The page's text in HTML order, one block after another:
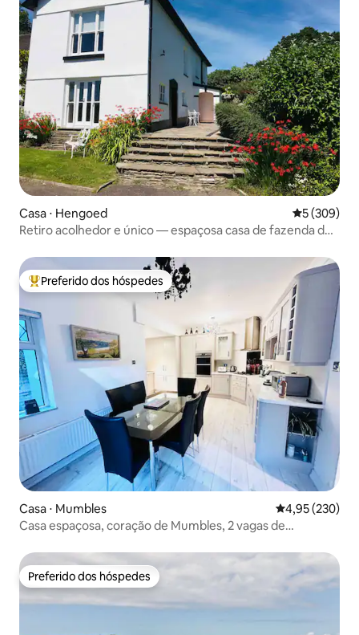
Casa ⋅ Hengoed 5 de uma
5 (309)
Retiro acolhedor e único — espaçosa casa de fazenda de
Entre os melhores preferidos dos hóspedes
Preferido dos hóspedes
Casa ⋅ Mumbles 4,95 de uma
4,95 (230)
Casa espaçosa, coração de Mumbles, 2 vagas de
Preferido dos hóspedes
Preferido dos hóspedes